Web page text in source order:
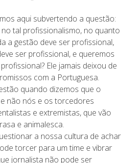
aqui subvertendo a questão:
tal profissionalismo, no quanto
a gestão deve ser profissional,
ser profissional, e queremos
Ele jamais deixou de
com a Portuguesa.
quando dizemos que o
não nós e os torcedores
e extremistas, que vão
e animalesca.
a nossa cultura de achar
torcer para um time e vibrar
jornalista não pode ser